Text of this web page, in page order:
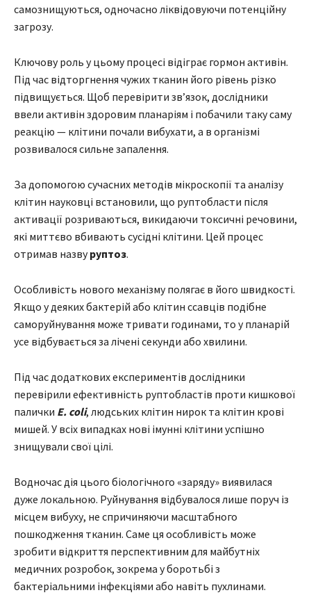
самознищуються, одночасно ліквідовуючи потенційну
загрозу.
Ключову роль у цьому процесі відіграє гормон активін.
Під час відторгнення чужих тканин його рівень різко
підвищується. Щоб перевірити зв’язок, дослідники
ввели активін здоровим планаріям і побачили таку саму
реакцію — клітини почали вибухати, а в організмі
розвивалося сильне запалення.
За допомогою сучасних методів мікроскопії та аналізу
клітин науковці встановили, що руптобласти після
активації розриваються, викидаючи токсичні речовини,
які миттєво вбивають сусідні клітини. Цей процес
отримав назвуруптоз.
Особливість нового механізму полягає в його швидкості.
Якщо у деяких бактерій або клітин ссавців подібне
саморуйнування може тривати годинами, то у планарій
усе відбувається за лічені секунди або хвилини.
Під час додаткових експериментів дослідники
перевірили ефективність руптобластів проти кишкової
палички E. coli, людських клітин нирок та клітин крові
мишей. У всіх випадках нові імунні клітини успішно
знищували свої цілі.
Водночас дія цього біологічного «заряду» виявилася
дуже локальною. Руйнування відбувалося лише поруч із
місцем вибуху, не спричиняючи масштабного
пошкодження тканин. Саме ця особливість може
зробити відкриття перспективним для майбутніх
медичних розробок, зокрема у боротьбі з
бактеріальними інфекціями або навіть пухлинами.